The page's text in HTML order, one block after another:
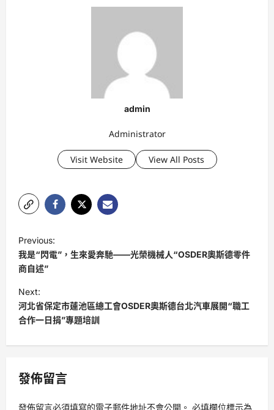
admin
Administrator
Visit Website View All Posts
o
s
t
n
a
v
g
a
Previous:
我是“閃電”，生來愛奔馳——光榮機械人“OSDER奧斯德零件
商自述”
Next:
河北省保定市蓮池區總工會OSDER奧斯德台北汽車展開“職工
合作一日捐”專題培訓
發佈留言
發佈留言必須填寫的電子郵件地址不會公開。 必填欄位標示為